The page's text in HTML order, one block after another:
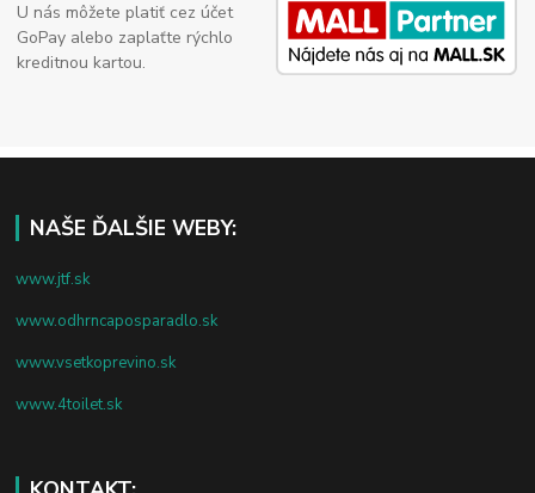
U nás môžete platiť cez účet
GoPay alebo zaplaťte rýchlo
kreditnou kartou.
NAŠE ĎALŠIE WEBY:
www.jtf.sk
www.odhrncaposparadlo.sk
www.vsetkoprevino.sk
www.4toilet.sk